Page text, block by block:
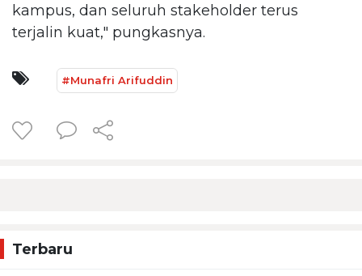
kampus, dan seluruh stakeholder terus
terjalin kuat," pungkasnya.
#Munafri Arifuddin
Terbaru